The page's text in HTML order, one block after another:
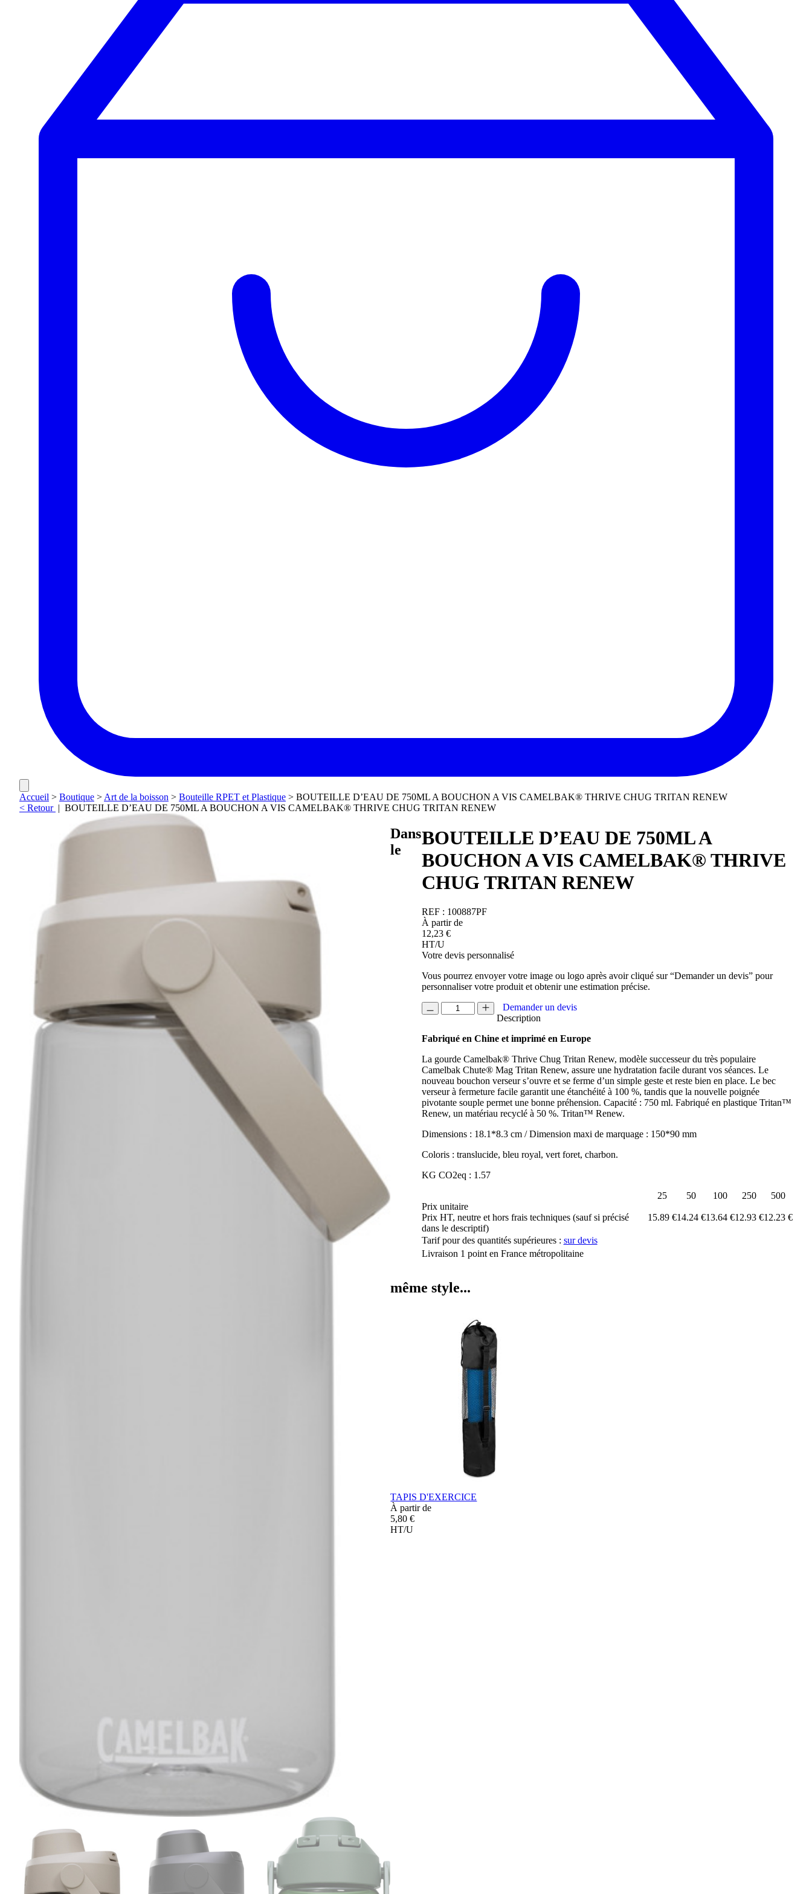
Accueil > Boutique >Art de la boisson > Bouteille RPET et Plastique > BOUTEILLE D’EAU DE 750ML A BOUCHON A VIS CAMELBAK® THRIVE CHUG TRITAN RENEW
< Retour | BOUTEILLE D’EAU DE 750ML A BOUCHON A VIS CAMELBAK® THRIVE CHUG TRITAN RENEW
BOUTEILLE D’EAU DE 750ML A
BOUCHON A VIS CAMELBAK® THRIVE
CHUG TRITAN RENEW
REF : 100887PF
À partir de
12,23 €
HT/U
Votre devis personnalisé
Vous pourrez envoyer votre image ou logo après avoir cliqué sur “Demander un devis” pour
personnaliser votre produit et obtenir une estimation précise.
quantité
de
D'EAU
750ML
A
BOUCHON
A
VIS
CAMELBAK®
CHUG
RENEW
Demander un devis
Description
Fabriqué en Chine et imprimé en Europe
La gourde Camelbak® Thrive Chug Tritan Renew, modèle successeur du très populaire
Camelbak Chute® Mag Tritan Renew, assure une hydratation facile durant vos séances. Le
nouveau bouchon verseur s’ouvre et se ferme d’un simple geste et reste bien en place. Le bec
verseur à fermeture facile garantit une étanchéité à 100 %, tandis que la nouvelle poignée
pivotante souple permet une bonne préhension. Capacité : 750 ml. Fabriqué en plastique Tritan™
Renew, un matériau recyclé à 50 %. Tritan™ Renew.
Dimensions : 18.1*8.3 cm / Dimension maxi de marquage : 150*90 mm
Coloris : translucide, bleu royal, vert foret, charbon.
KG CO2eq : 1.57
25
50 100 250
500
Prix unitaire
Prix HT, neutre et hors frais techniques (sauf si précisé
dans le descriptif)
15.89 €14.24 €13.64 €12.93 €12.23 €
Tarif pour des quantités supérieures : sur devis
Livraison 1 point en France métropolitaine
Dans
le
même style...
TAPIS D'EXERCICE
À partir de
5,80 €
HT/U